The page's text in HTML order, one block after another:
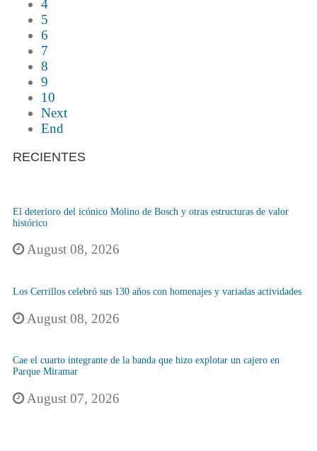
4
5
6
7
8
9
10
Next
End
RECIENTES
El deterioro del icónico Molino de Bosch y otras estructuras de valor
histórico
August 08, 2026
Los Cerrillos celebró sus 130 años con homenajes y variadas actividades
August 08, 2026
Cae el cuarto integrante de la banda que hizo explotar un cajero en
Parque Miramar
August 07, 2026